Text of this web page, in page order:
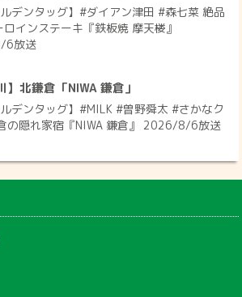
ルデンタッグ】#ダイアン津田 #森七菜 絶品
インステーキ『鉄板焼 摩天楼』
放送
】北鎌倉「NIWA 鎌倉」
ルデンタッグ】#MILK #曽野舜太 #さかなク
の隠れ家宿『NIWA 鎌倉』 2026/8/6放送